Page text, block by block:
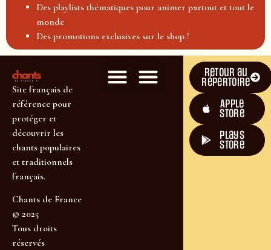
Des playlists thématiques pour animer partout et tout le
monde
Des promotions exclusives sur le shop !
Site français de
référence pour
protéger et
découvrir les
chants populaires
et traditionnels
français.
Chants de France
© 2025
Tous droits
réservés
Retour au
répertoire
Apple
Store
plays
store